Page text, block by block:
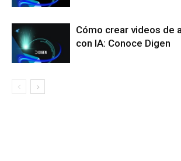
Cómo crear videos de
con IA: Conoce Digen